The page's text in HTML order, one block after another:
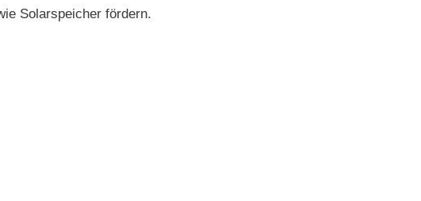
Solarspeicher fördern.